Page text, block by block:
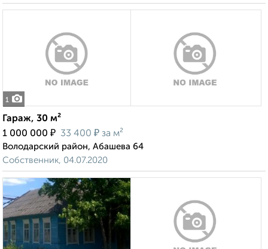
1
Гараж, 30 м²
1 000 000 ₽ 33 400 ₽ за м²
Володарский район, Абашева 64
Собственник, 04.07.2020